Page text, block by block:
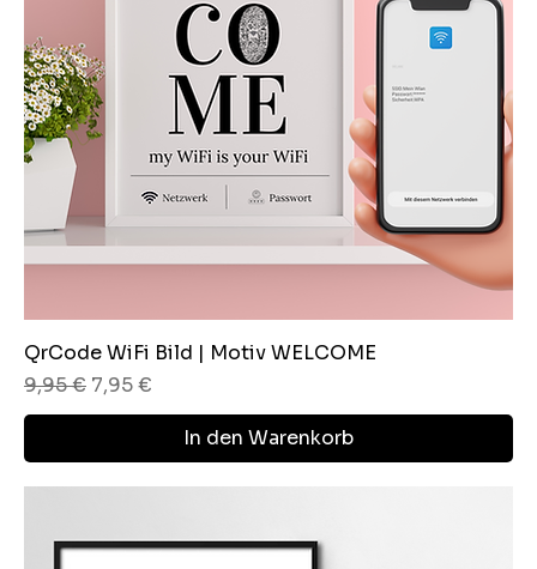
QrCode WiFi Bild | Motiv WELCOME
Standardpreis
9,95 € Sale-Preis
7,95 €
In den Warenkorb